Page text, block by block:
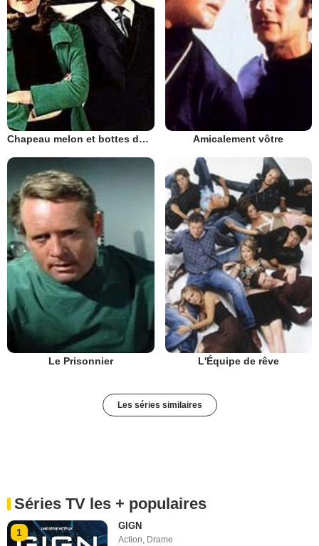
Chapeau melon et bottes de cuir - 1961 Amicalement vôtre
Le Prisonnier L'Équipe de rêve
Les séries similaires
Séries TV les + populaires
1
GIGN
Action, Drame